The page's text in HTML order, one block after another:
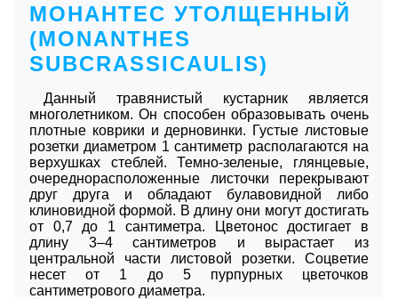
МОНАНТЕС УТОЛЩЕННЫЙ
(MONANTHES
SUBCRASSICAULIS)
Данный травянистый кустарник является
многолетником. Он способен образовывать очень
плотные коврики и дерновинки. Густые листовые
розетки диаметром 1 сантиметр располагаются на
верхушках стеблей. Темно-зеленые, глянцевые,
очереднорасположенные листочки перекрывают
друг друга и обладают булавовидной либо
клиновидной формой. В длину они могут достигать
от 0,7 до 1 сантиметра. Цветонос достигает в
длину 3–4 сантиметров и вырастает из
центральной части листовой розетки. Соцветие
несет от 1 до 5 пурпурных цветочков
сантиметрового диаметра.